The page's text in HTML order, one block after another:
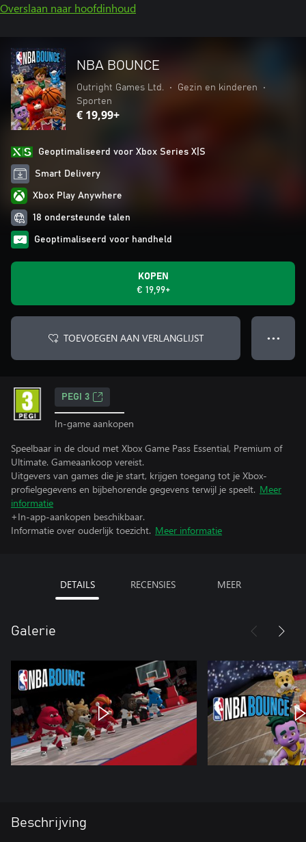
Overslaan naar hoofdinhoud
NBA BOUNCE
Outright Games Ltd. • Gezin en kinderen
•
Sporten
€ 19,99+
Geoptimaliseerd voor Xbox Series X|S
Smart Delivery
Xbox Play Anywhere
18 ondersteunde talen
Geoptimaliseerd voor handheld
KOPEN
€ 19,99+
TOEVOEGEN AAN VERLANGLIJST ● ● ●
PEGI 3
In-game aankopen
Speelbaar in de cloud met Xbox Game Pass Essential, Premium of
Ultimate. Gameaankoop vereist.
Uitgevers van games die je start, krijgen toegang tot je Xbox-
profielgegevens en bijbehorende gegevens terwijl je speelt. Meer
informatie
+In-app-aankopen beschikbaar.
Informatie over ouderlijk toezicht. Meer informatie
DETAILS RECENSIES MEER
Galerie
Beschrijving